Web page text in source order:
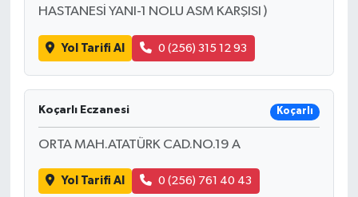
HASTANESİ YANI-1 NOLU ASM KARŞISI )
Yol Tarifi Al 0 (256) 315 12 93
Koçarlı Eczanesi Koçarlı
ORTA MAH.ATATÜRK CAD.NO.19 A
Yol Tarifi Al 0 (256) 761 40 43